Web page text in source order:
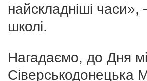
найскладніші часи»,
школі.
Нагадаємо, до Дня
Сіверськодонецька